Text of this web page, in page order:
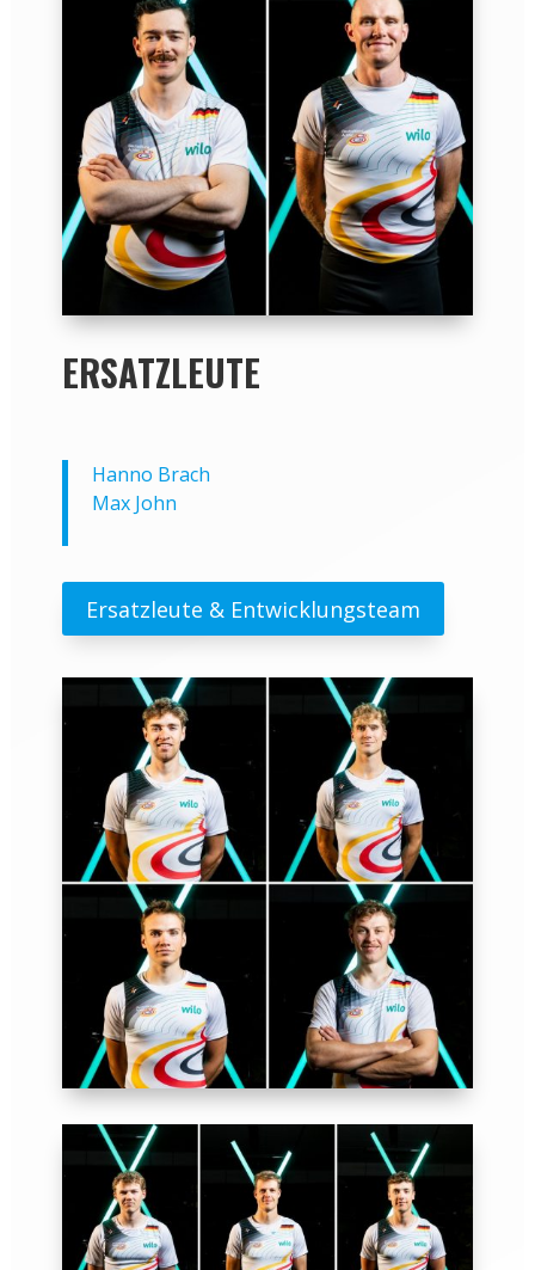
ERSATZLEUTE
Hanno Brach
Max John
Ersatzleute & Entwicklungsteam